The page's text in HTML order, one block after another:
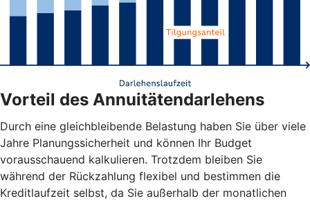
Vorteil des Annuitätendarlehens
Durch eine gleichbleibende Belastung haben Sie über viele
Jahre Planungssicherheit und können Ihr Budget
vorausschauend kalkulieren. Trotzdem bleiben Sie
während der Rückzahlung flexibel und bestimmen die
Kreditlaufzeit selbst, da Sie außerhalb der monatlichen